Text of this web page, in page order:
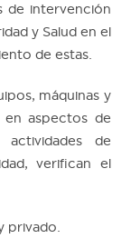
de intervención
y Salud en el
de estas.
máquinas y
en aspectos de
de
verifican el
privado.